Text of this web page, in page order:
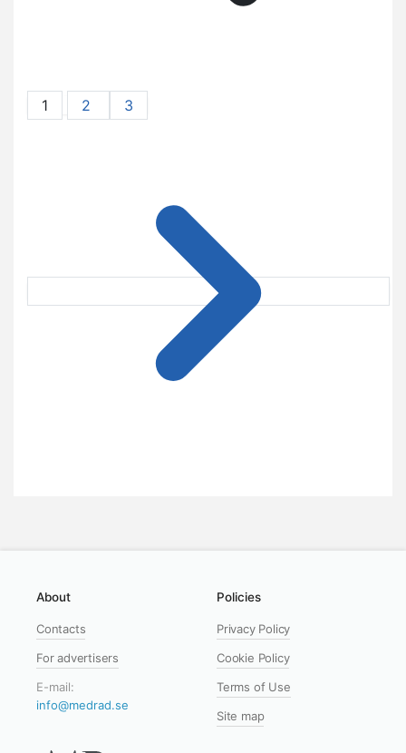
1 2 3
About
Contacts
For advertisers
E-mail:
info@medrad.se
Policies
Privacy Policy
Cookie Policy
Terms of Use
Site map